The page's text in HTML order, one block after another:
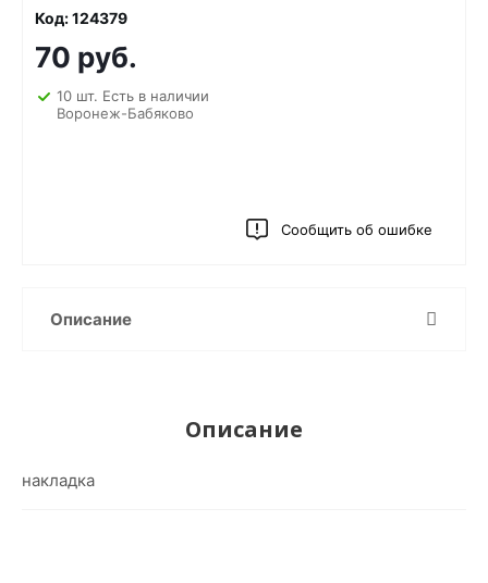
Код: 124379
70 руб.
10 шт. Есть в наличии
Воронеж-Бабяково
Сообщить об ошибке
Описание
Описание
накладка